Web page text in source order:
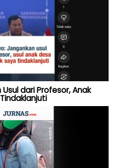
dari Profesor, Anak